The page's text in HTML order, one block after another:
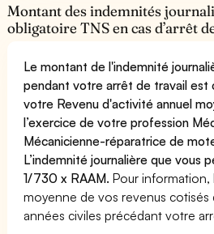
Montant des indemnités
obligatoire TNS en cas d’arrêt
Le montant de l'indemnité
pendant votre arrêt de travail est
votre Revenu d'activité annuel
l’exercice de votre profession
Mécanicienne-réparatrice de
L’indemnité journalière que vous
1/730 x RAAM. Pour information,
moyenne de vos revenus cotisés
années civiles précédant votre